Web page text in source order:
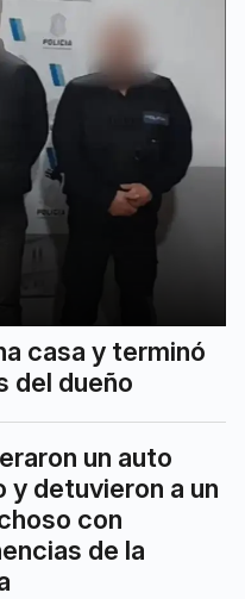
casa y terminó
del dueño
un auto
y detuvieron a un
con
de la